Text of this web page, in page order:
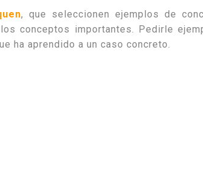
, que seleccionen ejemplos de
conceptos importantes. Pedirle
ha aprendido a un caso concreto.